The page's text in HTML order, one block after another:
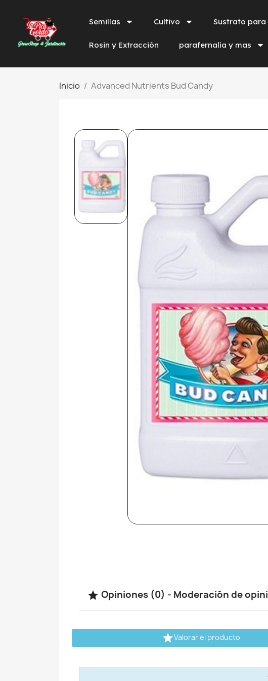
Semillas Cultivo Sustrato para
Rosin y Extracción parafernalia y mas
Inicio Advanced Nutrients Bud Candy
 Opiniones (0) - Moderación de
Valorar el producto